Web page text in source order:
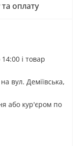
оплату
і товар
вул. Деміївська,
або кур'єром по